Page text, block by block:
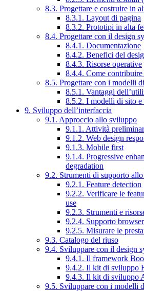
8.3. Progettare e costruire in
8.3.1. Layout di pagina
8.3.2. Prototipi in alta
8.4. Progettare con il design
8.4.1. Documentazione
8.4.2. Benefici del
8.4.3. Risorse operative
8.4.4. Come
8.5. Progettare con i modelli
8.5.1. Vantaggi
8.5.2. I modelli di sito
9. Sviluppo dell’interfaccia
9.1. Approccio allo sviluppo
9.1.1. Attività
9.1.2. Web design
9.1.3. Mobile first
9.1.4. Progressive
degradation
9.2. Strumenti di supporto
9.2.1. Feature detection
9.2.2. Verificare le
use
9.2.3. Strumenti e
9.2.4. Supporto browser
9.2.5. Misurare le
9.3. Catalogo del riuso
9.4. Sviluppare con il design
9.4.1. Il framework
9.4.2. Il kit di sviluppo
9.4.3. Il kit di sviluppo
9.5. Sviluppare con i modelli